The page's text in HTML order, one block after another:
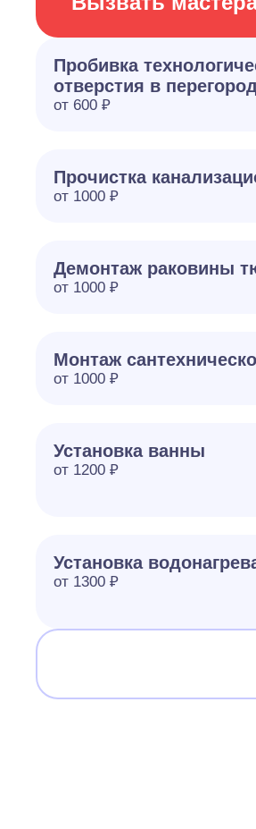
Пробивка
отверстия в
от 600 ₽
Прочистка
от 1000 ₽
Демонтаж раковины
от 1000 ₽
Монтаж
от 1000 ₽
Установка ванны
от 1200 ₽
Установка
от 1300 ₽